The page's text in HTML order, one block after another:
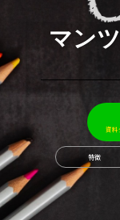
マン
資料
特徴